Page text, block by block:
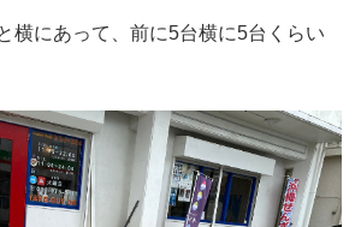
横にあって、前に5台横に5台くらい